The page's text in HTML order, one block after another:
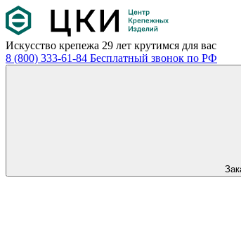
Искусство крепежа 29 лет крутимся для вас
8 (800) 333-61-84 Бесплатный звонок по РФ